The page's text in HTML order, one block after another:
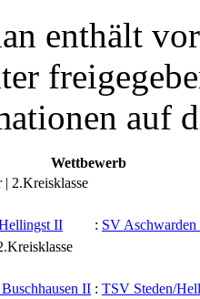
enthält
auf
Wettbewerb
2.Kreisklasse
II
: SV
II : TSV Steden/​